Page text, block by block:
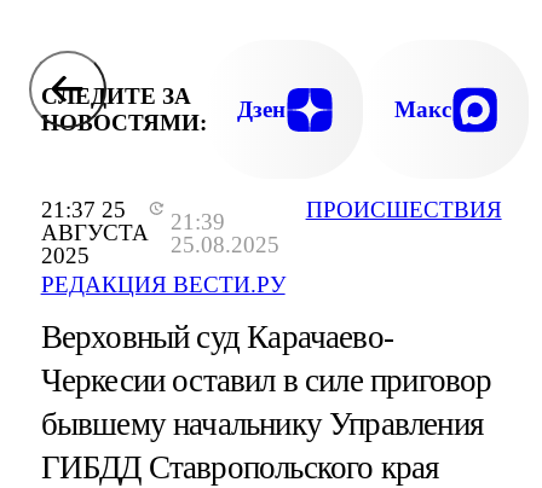
21:37 25
АВГУСТА
2025
21:39
25.08.2025
РЕДАКЦИЯ ВЕСТИ.РУ
ПРОИСШЕСТВИЯ
СЛЕДИТЕ ЗА
НОВОСТЯМИ:
Дзен Макс
Верховный суд Карачаево-
Черкесии оставил в силе приговор
бывшему начальнику Управления
ГИБДД Ставропольского края